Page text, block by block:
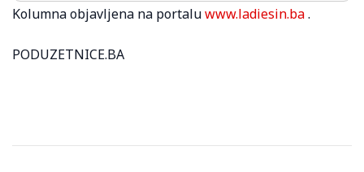
Kolumna objavljena na portaluwww.ladiesin.ba.
PODUZETNICE.BA